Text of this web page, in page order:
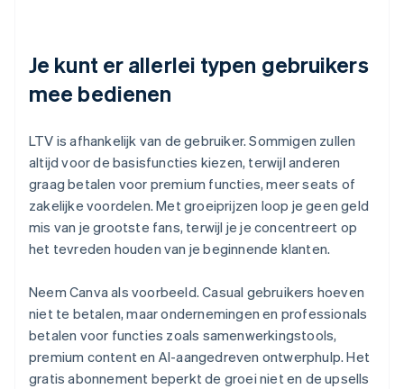
Je kunt er allerlei typen gebruikers
mee bedienen
LTV is afhankelijk van de gebruiker. Sommigen zullen
altijd voor de basisfuncties kiezen, terwijl anderen
graag betalen voor premium functies, meer seats of
zakelijke voordelen. Met groeiprijzen loop je geen geld
mis van je grootste fans, terwijl je je concentreert op
het tevreden houden van je beginnende klanten.
Neem Canva als voorbeeld. Casual gebruikers hoeven
niet te betalen, maar ondernemingen en professionals
betalen voor functies zoals samenwerkingstools,
premium content en AI-aangedreven ontwerphulp. Het
gratis abonnement beperkt de groei niet en de upsells